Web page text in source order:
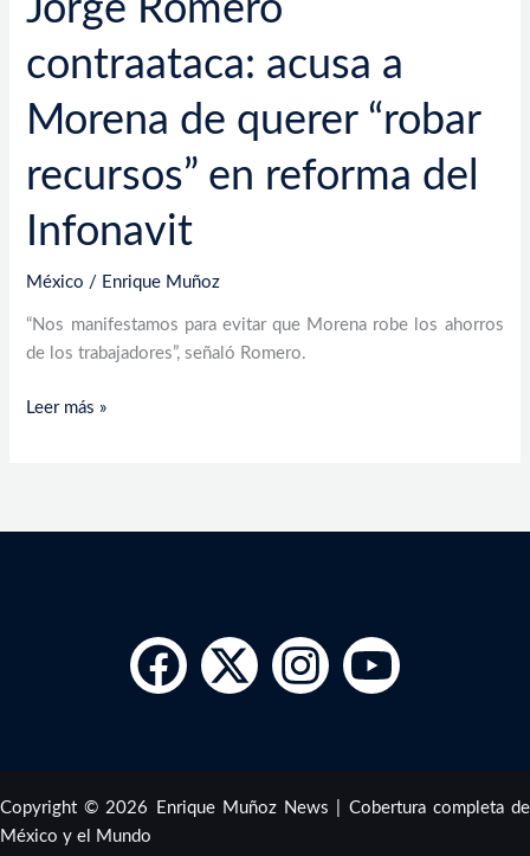
Jorge Romero
contraataca: acusa a
Morena de querer “robar
recursos” en reforma del
Infonavit
México / Enrique Muñoz
“Nos manifestamos para evitar que Morena robe los ahorros
de los trabajadores”, señaló Romero.
Infonavit
Leer más »
Copyright © 2026 Enrique Muñoz News | Cobertura completa de
México y el Mundo